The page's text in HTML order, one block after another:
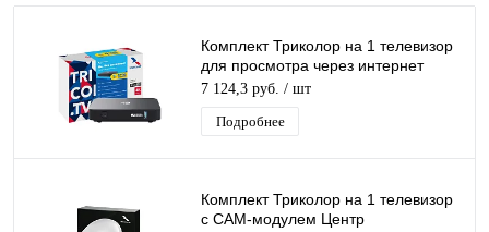
Комплект Триколор на 1 телевизор
для просмотра через интернет
GSC593 (+1 год подписки)
7 124,3 руб. / шт
Подробнее
Комплект Триколор на 1 телевизор
с CAM-модулем Центр